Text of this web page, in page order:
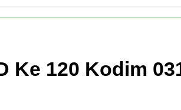
Ke 120 Kodim